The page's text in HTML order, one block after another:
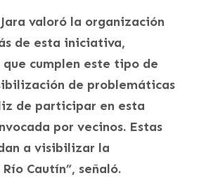
valoró la organización
de esta iniciativa,
cumplen este tipo de
de problemáticas
de participar en esta
por vecinos. Estas
a visibilizar la
Cautín”, señaló.